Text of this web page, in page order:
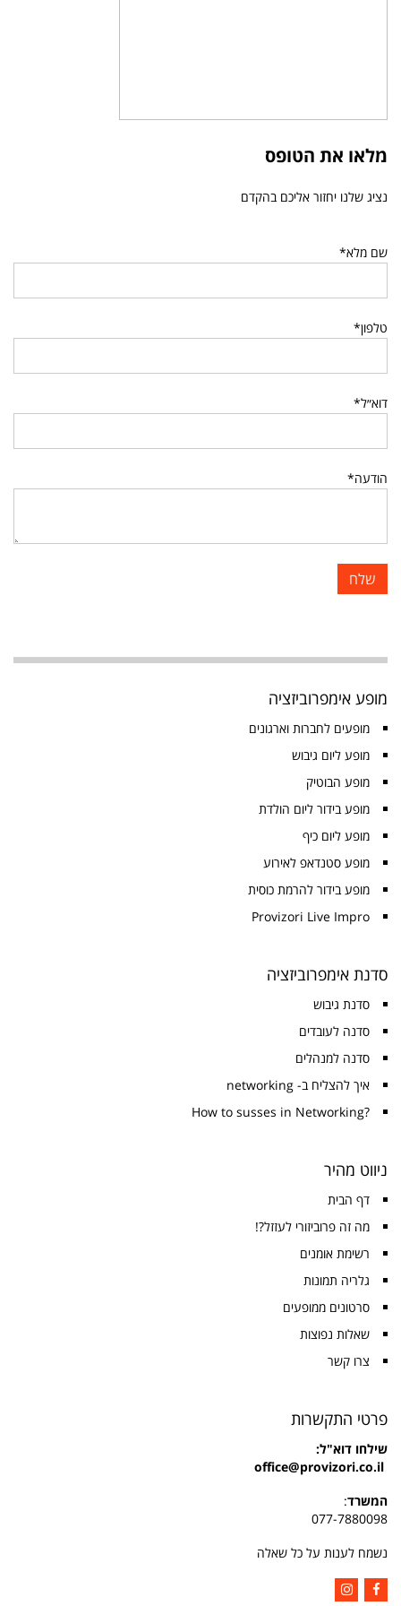
מלאו את הטופס
נציג שלנו יחזור אליכם בהקדם
שם מלא*
טלפון*
דוא״ל*
הודעה*
מופע אימפרוביזציה
מופעים לחברות וארגונים
מופע ליום גיבוש
מופע הבוטיק
מופע בידור ליום הולדת
מופע ליום כיף
מופע סטנדאפ לאירוע
מופע בידור להרמת כוסית
Provizori Live Impro
סדנת אימפרוביזציה
סדנת גיבוש
סדנה לעובדים
סדנה למנהלים
איך להצליח ב- networking
?How to susses in Networking
ניווט מהיר
דף הבית
מה זה פרוביזורי לעזזל?!
רשימת אומנים
גלריה תמונות
סרטונים ממופעים
שאלות נפוצות
צרו קשר
פרטי התקשרות
שילחו דוא"ל:
office@provizori.co.il
המשרד:
077-7880098
נשמח לענות על כל שאלה